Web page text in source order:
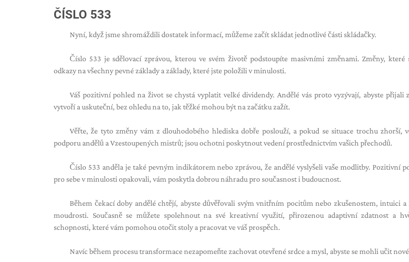
ČÍSLO 533
Nyní, když jsme shromáždili dostatek informací, můžeme začít skládat jednotlivé části skládačky.
Číslo 533 je sdělovací zprávou, kterou ve svém životě podstoupíte masivními změnami. Změny, které
odkazy na všechny pevné základy a základy, které jste položili v minulosti.
Váš pozitivní pohled na život se chystá vyplatit velké dividendy. Andělé vás proto vyzývají, abyste přijali
vytvoří a uskuteční, bez ohledu na to, jak těžké mohou být na začátku zažít.
Věřte, že tyto změny vám z dlouhodobého hlediska dobře poslouží, a pokud se situace trochu zhorší,
podporu andělů a Vzestoupených mistrů; jsou ochotni poskytnout vedení prostřednictvím vašich přechodů.
Číslo 533 anděla je také pevným indikátorem nebo zprávou, že andělé vyslyšeli vaše modlitby. Pozitivní
pro sebe v minulosti opakovali, vám poskytla dobrou náhradu pro současnost i budoucnost.
Během čekací doby andělé chtějí, abyste důvěřovali svým vnitřním pocitům nebo zkušenostem, intuici
moudrosti. Současně se můžete spolehnout na své kreativní využití, přirozenou adaptivní zdatnost a
schopnosti, které vám pomohou otočit stoly a pracovat ve váš prospěch.
Navíc během procesu transformace nezapomeňte zachovat otevřené srdce a mysl, abyste se mohli učit